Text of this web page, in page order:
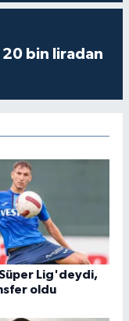
20 bin liradan
Lig'deydi,
oldu